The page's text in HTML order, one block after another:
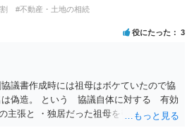
載で十分です。 質問３について 弁護士で
提出の必要は無いと思います。郵送（期
です。 詳細は、書面記載の裁判所書記官
上、ご参考まで。
#不動産・土地の相続
役にたった 3
議書作成時には祖母はボケていたので協
は偽造。 という 協議自体に対する 有効
主張と ・独居だった祖母を引き取り、家